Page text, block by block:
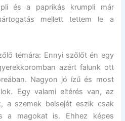
és a paprikás krumpli már
mellett tettem le a
témára: Ennyi szőlőt én egy
azért falunk ott
Nagyon jó ízű és most
Egy valami eltérés van, az
a szemek belsejét eszik csak
a magokat is. Ehhez képes